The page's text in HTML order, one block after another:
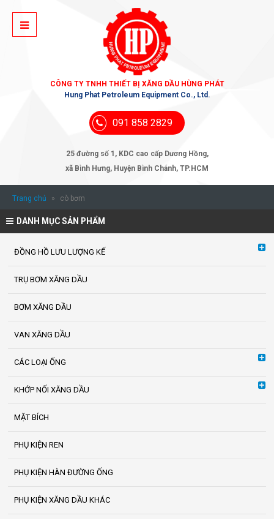
CÔNG TY TNHH THIẾT BỊ XĂNG DẦU HÙNG PHÁT
Hung Phat Petroleum Equipment Co., Ltd.
091 858 2829
25 đường số 1, KDC cao cấp Dương Hồng,
xã Bình Hưng, Huyện Bình Chánh, TP.HCM
Trang chủ » cò bơm
DANH MỤC SẢN PHẨM
ĐỒNG HỒ LƯU LƯỢNG KẾ
TRỤ BƠM XĂNG DẦU
BƠM XĂNG DẦU
VAN XĂNG DẦU
CÁC LOẠI ỐNG
KHỚP NỐI XĂNG DẦU
MẶT BÍCH
PHỤ KIỆN REN
PHỤ KIỆN HÀN ĐƯỜNG ỐNG
PHỤ KIỆN XĂNG DẦU KHÁC